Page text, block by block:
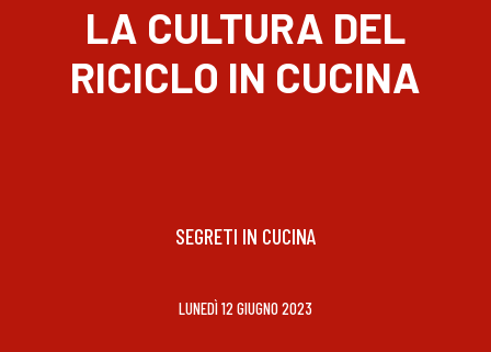
LA CULTURA DEL
RICICLO IN CUCINA
SEGRETI IN CUCINA
LUNEDÌ 12 GIUGNO 2023